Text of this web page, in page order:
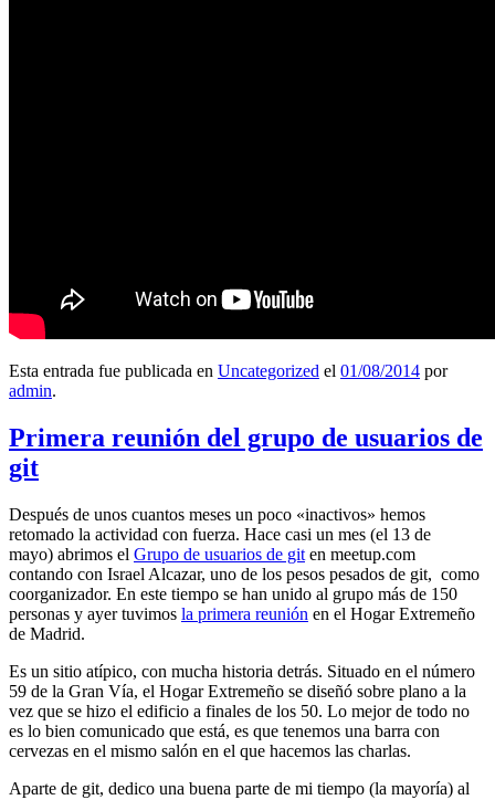
Esta entrada fue publicada en Uncategorized el 01/08/2014 por
admin.
Primera reunión del grupo de usuarios de
git
Después de unos cuantos meses un poco «inactivos» hemos
retomado la actividad con fuerza. Hace casi un mes (el 13 de
mayo) abrimos el Grupo de usuarios de git en meetup.com
contando con Israel Alcazar, uno de los pesos pesados de git, como
coorganizador. En este tiempo se han unido al grupo más de 150
personas y ayer tuvimos la primera reunión en el Hogar Extremeño
de Madrid.
Es un sitio atípico, con mucha historia detrás. Situado en el número
59 de la Gran Vía, el Hogar Extremeño se diseñó sobre plano a la
vez que se hizo el edificio a finales de los 50. Lo mejor de todo no
es lo bien comunicado que está, es que tenemos una barra con
cervezas en el mismo salón en el que hacemos las charlas.
Aparte de git, dedico una buena parte de mi tiempo (la mayoría) al